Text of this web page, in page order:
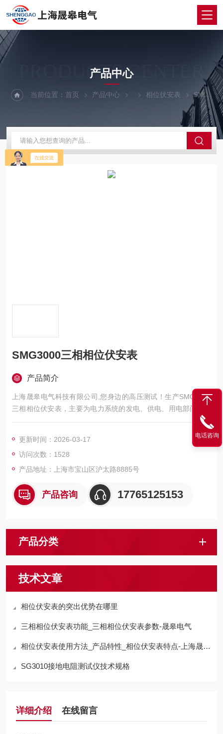
PRODUCTS CENTER
产品中心
当前位置：首页 产品中心 相位伏安表 SMG3000三相相位伏安表
SMG3000三相相位伏安表
产品简介
上海晟皋电气科技有限公司,您身边的高压测试！生产SMG3000
三相相位伏安表，主要为电力系统的发电、供电、用电部门，科
研机构与电力设备相关的生产企业，提供的高压试验设备和检测
更新时间：2026-03-17
访问次数：1528
产品地址：上海市宝山区沪太路8885号
产品咨询 17765125153
产品分类
技术文章
相位伏安表的突出优势在哪里
三相相位伏安表功能_三相相位伏安表参数-晟皋电气
相位伏安表使用方法_产品特性_相位伏安表特点-上海晟皋电气
SG3010接地电阻测试仪技术规格
详细介绍 在线留言
电话咨询